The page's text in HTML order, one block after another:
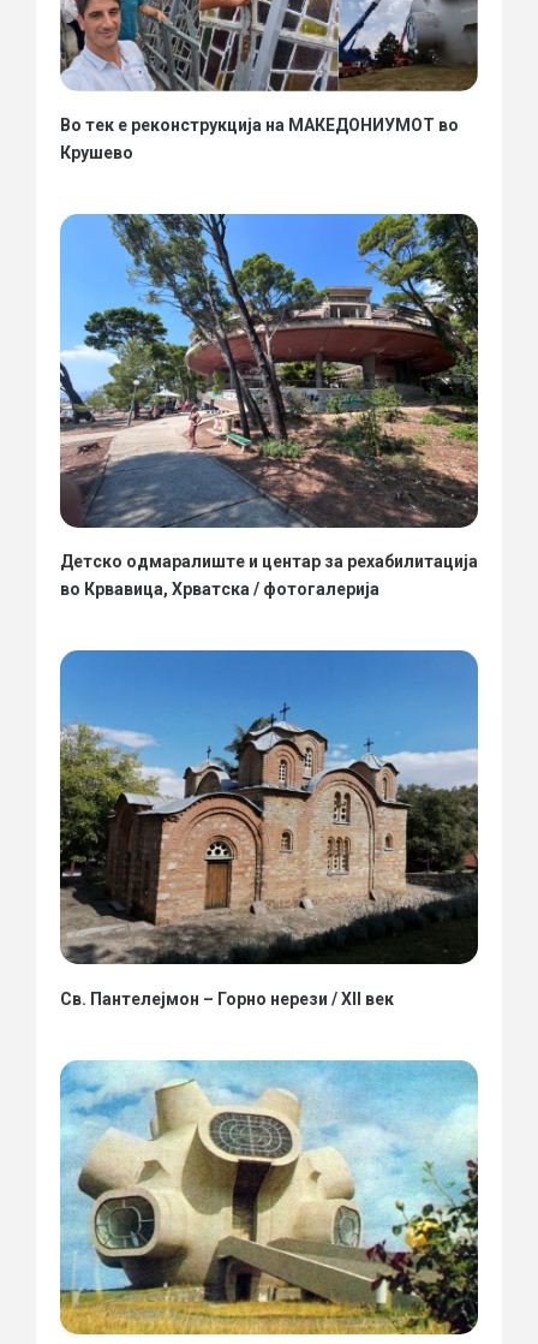
Во тек е реконструкција на МАКЕДОНИУМОТ во
Крушево
Детско одмаралиште и центар за рехабилитација
во Крвавица, Хрватска / фотогалерија
Св. Пантелејмон – Горно нерези / XII век